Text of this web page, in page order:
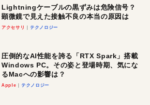
Lightningケーブルの黒ずみは危険信号？
顕微鏡で見えた接触不良の本当の原因は
アクセサリ テクノロジー
圧倒的なAI性能を誇る「RTX Spark」搭載
Windows PC。その姿と登場時期、気にな
るMacへの影響は？
Apple テクノロジー